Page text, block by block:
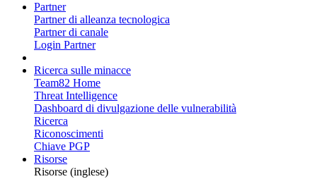
Partner
Partner di alleanza tecnologica
Partner di canale
Login Partner
Ricerca sulle minacce
Team82 Home
Threat Intelligence
Dashboard di divulgazione delle vulnerabilità
Ricerca
Riconoscimenti
Chiave PGP
Risorse
Risorse (inglese)